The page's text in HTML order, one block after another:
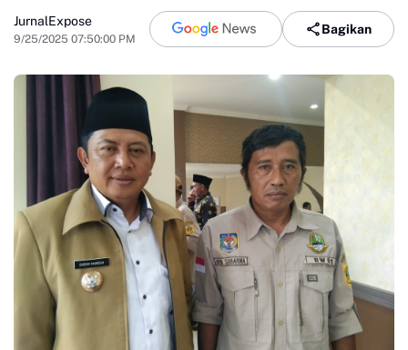
JurnalExpose
9/25/2025 07:50:00 PM
Bagikan